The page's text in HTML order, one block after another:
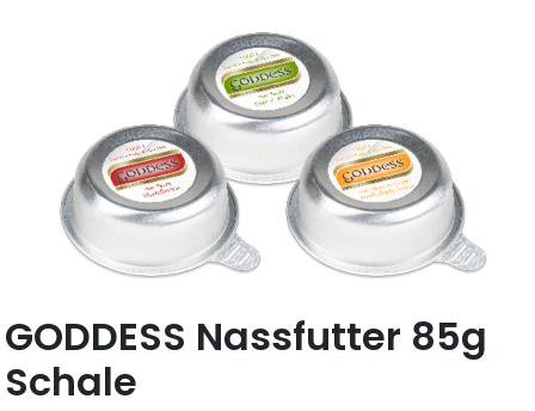
GODDESS Nassfutter 85g
Schale